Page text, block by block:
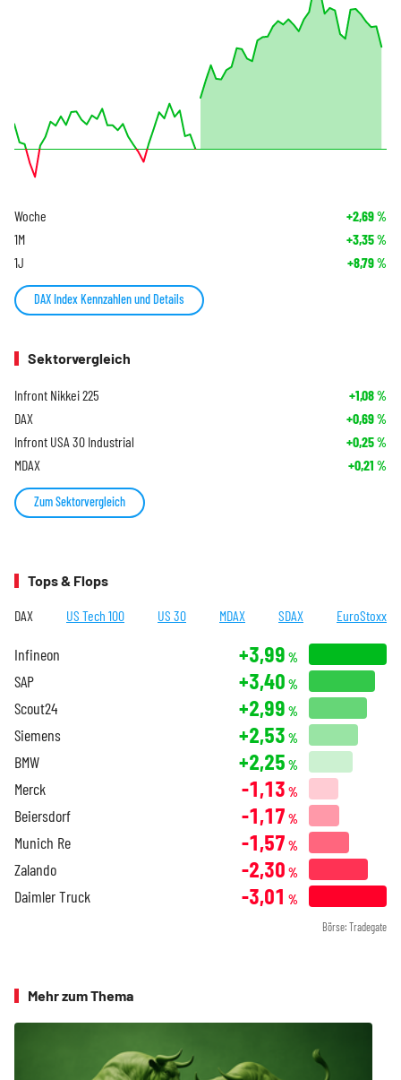
Woche +2,69%
1M +3,35%
1J +8,79%
DAX Index Kennzahlen und Details
Sektorvergleich
Infront Nikkei 225 +1,08%
DAX +0,69%
Infront USA 30 Industrial +0,25%
MDAX +0,21 %
Zum Sektorvergleich
Tops & Flops
DAX US Tech 100 US 30 MDAX SDAX EuroStoxx
Infineon +3,99 %
SAP +3,40 %
Scout24 +2,99 %
Siemens +2,53 %
BMW +2,25 %
Merck -1,13 %
Beiersdorf -1,17 %
Munich Re -1,57 %
Zalando -2,30 %
Daimler Truck -3,01 %
Börse: Tradegate
Mehr zum Thema